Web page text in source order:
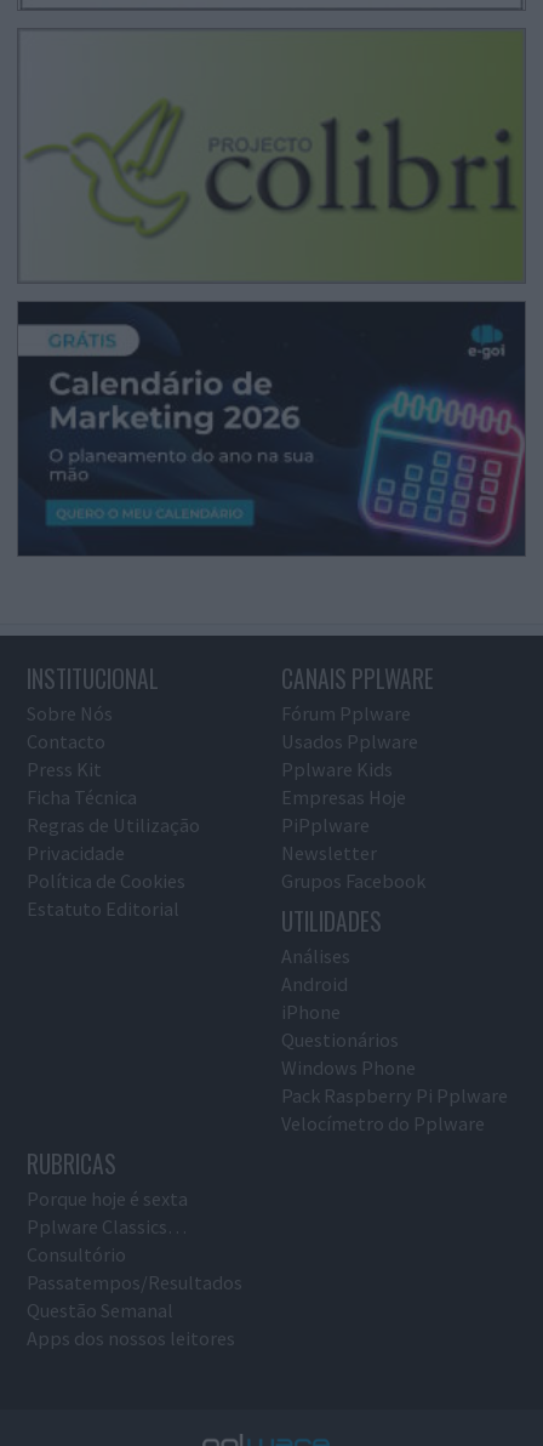
INSTITUCIONAL
Sobre Nós
Contacto
Press Kit
Ficha Técnica
Regras de Utilização
Privacidade
Política de Cookies
Estatuto Editorial
CANAIS PPLWARE
Fórum Pplware
Usados Pplware
Pplware Kids
Empresas Hoje
PiPplware
Newsletter
Grupos Facebook
UTILIDADES
Análises
Android
iPhone
Questionários
Windows Phone
Pack Raspberry Pi Pplware
Velocímetro do Pplware
RUBRICAS
Porque hoje é sexta
Pplware Classics…
Consultório
Passatempos/Resultados
Questão Semanal
Apps dos nossos leitores